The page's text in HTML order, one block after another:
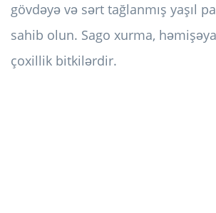
gövdəyə və sərt tağlanmış yaşıl
sahib olun. Sago xurma,
çoxillik bitkilərdir.